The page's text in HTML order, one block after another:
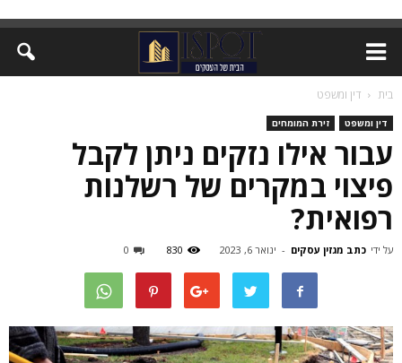
בית דין ומשפט
דין ומשפט זירת המומחים
עבור אילו נזקים ניתן לקבל
פיצוי במקרים של רשלנות
רפואית?
על ידי כתב מגזין עסקים - ינואר 6, 2023 830
0